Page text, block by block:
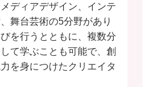
ディアデザイン、インテ
舞台芸術の5分野があり
を行うとともに、複数分
て学ぶことも可能で、創
を身につけたクリエイタ